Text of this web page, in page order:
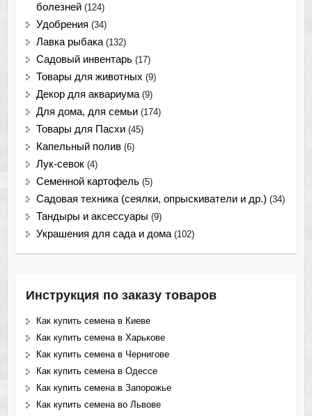
болезней (124)
Удобрения (34)
Лавка рыбака (132)
Садовый инвентарь (17)
Товары для животных (9)
Декор для аквариума (9)
Для дома, для семьи (174)
Товары для Пасхи (45)
Капельный полив (6)
Лук-севок (4)
Семенной картофель (5)
Садовая техника (сеялки, опрыскиватели и др.) (34)
Тандыры и аксессуары (9)
Украшения для сада и дома (102)
Инструкция по заказу товаров
Как купить семена в Киеве
Как купить семена в Харькове
Как купить семена в Чернигове
Как купить семена в Одессе
Как купить семена в Запорожье
Как купить семена во Львове